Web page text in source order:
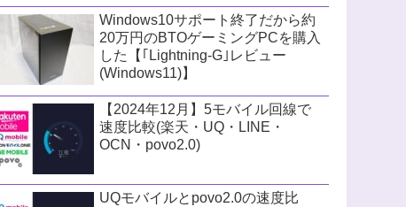
Windows10サポート終了だから約
20万円のBTOゲーミングPCを購入
した【｢Lightning-G｣レビュー
(Windows11)】
【2024年12月】5モバイル回線で
速度比較(楽天・UQ・LINE・
OCN・povo2.0)
UQモバイルとpovo2.0の速度比